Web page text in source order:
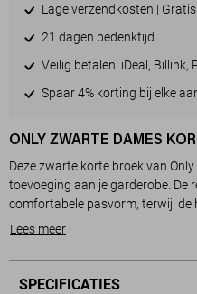
Lage verzendkosten |
21 dagen bedenktijd
Veilig betalen: iDeal, Billink,
Spaar 4% korting bij elke
ONLY ZWARTE DAMES
Deze zwarte korte broek van
toevoeging aan je garderobe. De
comfortabele pasvorm, terwijl de
toevoegt. Gemaakt van een
elastische boord maakt het
terwijl de steekzakken ruimte
Lees meer
SPECIFICATIES